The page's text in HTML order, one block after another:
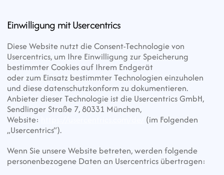
Einwilligung mit Usercentrics
Diese Website nutzt die Consent-Technologie von
Usercentrics, um Ihre Einwilligung zur Speicherung
bestimmter Cookies auf Ihrem Endgerät
oder zum Einsatz bestimmter Technologien einzuholen
und diese datenschutzkonform zu dokumentieren.
Anbieter dieser Technologie ist die Usercentrics GmbH,
Sendlinger Straße 7, 80331 München,
Website:
(im Folgenden
„Usercentrics“).
Wenn Sie unsere Website betreten, werden folgende
personenbezogene Daten an Usercentrics übertragen: